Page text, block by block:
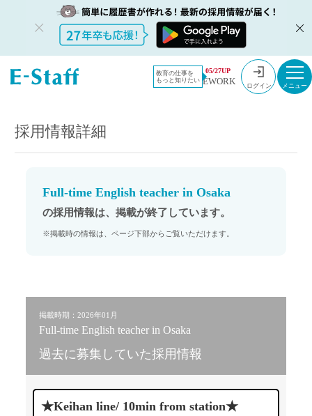
教育の仕事を
もっと知りたい
05/27UP
EWORK ログイン
教員採用情
報のイー・
採用情報
Full-time English teacher in Osaka
採用情報詳細
Full-time English teacher in Osaka
の採用情報は、掲載が終了しています。
※掲載時の情報は、ページ下部からご覧いただけます。
掲載時期：2026年01月
Full-time English teacher in Osaka
過去に募集していた採用情報
★Keihan line/ 10min from station★